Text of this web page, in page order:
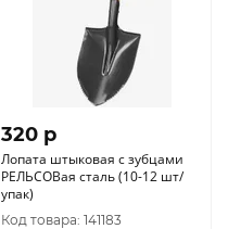
320 p
Лопата штыковая с зубцами
РЕЛЬСОВая сталь (10-12 шт/
упак)
Код товара: 141183